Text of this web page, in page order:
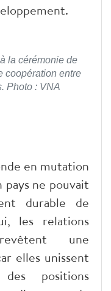
la cérémonie de
coopération entre
Photo : VNA
en mutation
ne pouvait
durable de
les relations
une
elles unissent
positions